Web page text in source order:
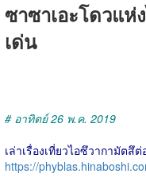
ซาซาเอะโดวแห่
เด่น
# อาทิตย์ 26 พ.ค. 2019
เล่าเรื่องเที่ยวไอซึวากามัตสึต่
https://